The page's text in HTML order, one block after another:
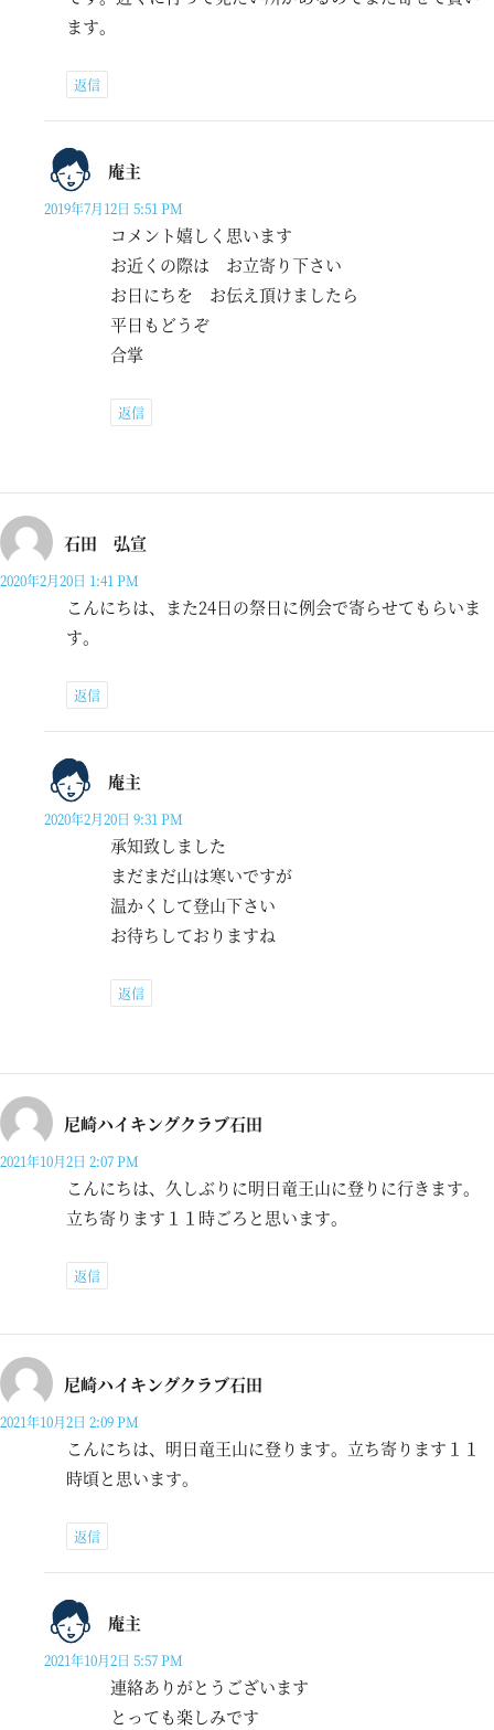
ます。
返信
庵主
2019年7月12日 5:51 PM
コメント嬉しく思います
お近くの際は お立寄り下さい
お日にちを お伝え頂けましたら
平日もどうぞ
合掌
返信
石田 弘宣
2020年2月20日 1:41 PM
こんにちは、また24日の祭日に例会で寄らせてもらいま
す。
返信
庵主
2020年2月20日 9:31 PM
承知致しました
まだまだ山は寒いですが
温かくして登山下さい
お待ちしておりますね
返信
尼崎ハイキングクラブ石田
2021年10月2日 2:07 PM
こんにちは、久しぶりに明日竜王山に登りに行きます。
立ち寄ります１１時ごろと思います。
返信
尼崎ハイキングクラブ石田
2021年10月2日 2:09 PM
こんにちは、明日竜王山に登ります。立ち寄ります１１
時頃と思います。
返信
庵主
2021年10月2日 5:57 PM
連絡ありがとうございます
とっても楽しみです